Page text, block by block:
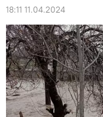
18:11 11.04.2024